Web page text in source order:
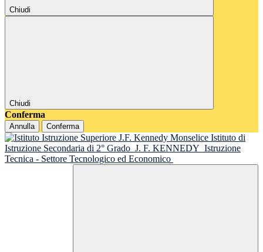
Chiudi
Chiudi
Conferma
Annulla Conferma
Istituto di
Istruzione Secondaria di 2° Grado J. F. KENNEDY Istruzione
Tecnica - Settore Tecnologico ed Economico